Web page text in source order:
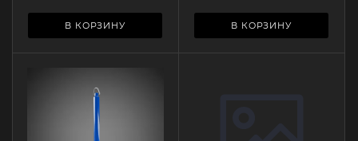
В КОРЗИНУ В КОРЗИНУ